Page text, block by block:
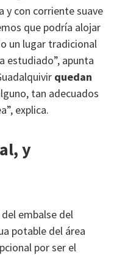
y con corriente suave
que podría alojar
un lugar tradicional
estudiado”, apunta
quedan
tan adecuados
explica.
y
embalse del
potable del área
por ser el